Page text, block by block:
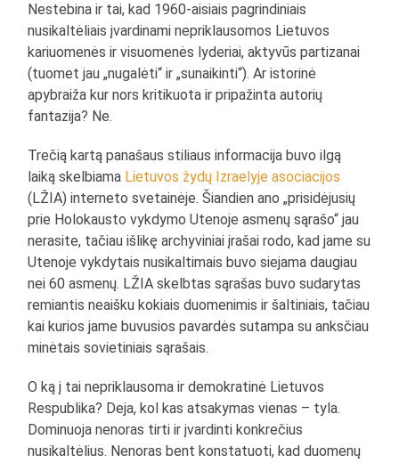
Nestebina ir tai, kad 1960-aisiais pagrindiniais
nusikaltėliais įvardinami nepriklausomos Lietuvos
kariuomenės ir visuomenės lyderiai, aktyvūs partizanai
(tuomet jau „nugalėti“ ir „sunaikinti“). Ar istorinė
apybraiža kur nors kritikuota ir pripažinta autorių
fantazija? Ne.
Trečią kartą panašaus stiliaus informacija buvo ilgą
laiką skelbiama Lietuvos žydų Izraelyje asociacijos
(LŽIA) interneto svetainėje. Šiandien ano „prisidėjusių
prie Holokausto vykdymo Utenoje asmenų sąrašo“ jau
nerasite, tačiau išlikę archyviniai įrašai rodo, kad jame su
Utenoje vykdytais nusikaltimais buvo siejama daugiau
nei 60 asmenų. LŽIA skelbtas sąrašas buvo sudarytas
remiantis neaišku kokiais duomenimis ir šaltiniais, tačiau
kai kurios jame buvusios pavardės sutampa su anksčiau
minėtais sovietiniais sąrašais.
O ką į tai nepriklausoma ir demokratinė Lietuvos
Respublika? Deja, kol kas atsakymas vienas – tyla.
Dominuoja nenoras tirti ir įvardinti konkrečius
nusikaltėlius. Nenoras bent konstatuoti, kad duomenų